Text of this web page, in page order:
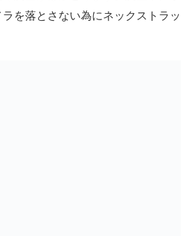
を落とさない為にネックストラッ